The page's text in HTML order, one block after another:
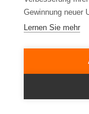
Transparenz
Gewinnung neuer
Lernen Sie mehr